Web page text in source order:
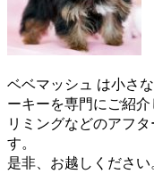
ヨークシャーテリア
成としつけを行い、
からお買い求めいた
ベドールでは、ヨー
験豊富なブリーダー
また、飼い主さんへ
す。ヨークシャーテ
店にご相談下さい。
ベベマッシュ は小さ
ーキーを専門にご紹
リミングなどのアフ
す。
是非、お越しください。